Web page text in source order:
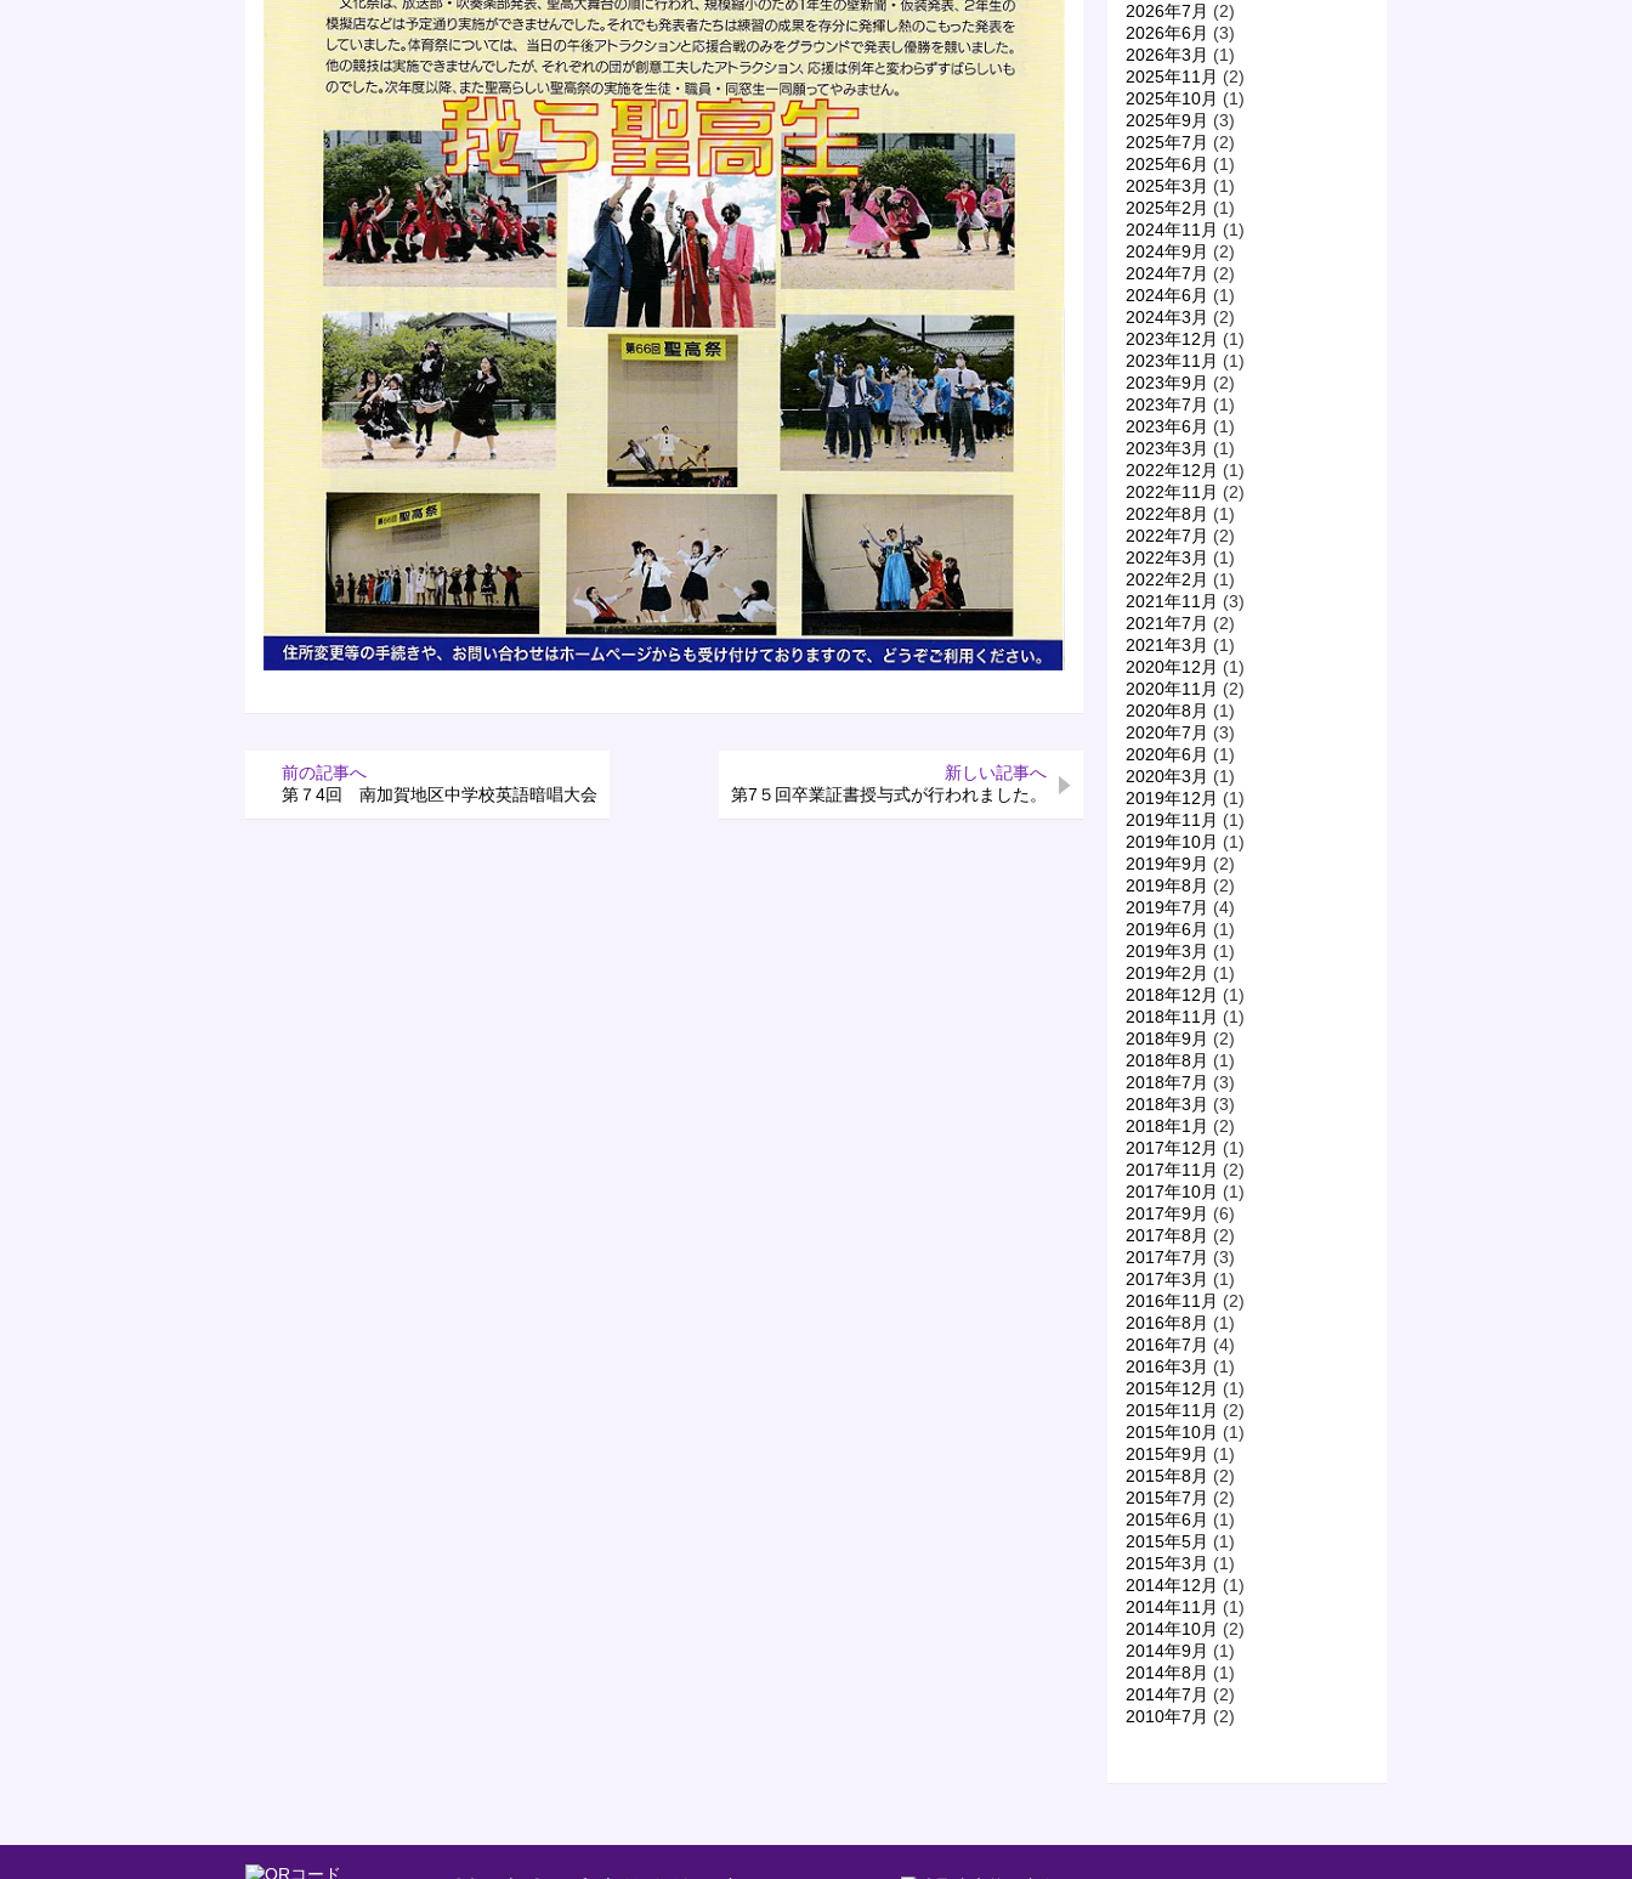
新しい記事へ
第7５回卒業証書授与式が行われました。
前の記事へ
第７4回 南加賀地区中学校英語暗唱大会
2026年7月 (2)
2026年6月 (3)
2026年3月 (1)
2025年11月 (2)
2025年10月 (1)
2025年9月 (3)
2025年7月 (2)
2025年6月 (1)
2025年3月 (1)
2025年2月 (1)
2024年11月 (1)
2024年9月 (2)
2024年7月 (2)
2024年6月 (1)
2024年3月 (2)
2023年12月 (1)
2023年11月 (1)
2023年9月 (2)
2023年7月 (1)
2023年6月 (1)
2023年3月 (1)
2022年12月 (1)
2022年11月 (2)
2022年8月 (1)
2022年7月 (2)
2022年3月 (1)
2022年2月 (1)
2021年11月 (3)
2021年7月 (2)
2021年3月 (1)
2020年12月 (1)
2020年11月 (2)
2020年8月 (1)
2020年7月 (3)
2020年6月 (1)
2020年3月 (1)
2019年12月 (1)
2019年11月 (1)
2019年10月 (1)
2019年9月 (2)
2019年8月 (2)
2019年7月 (4)
2019年6月 (1)
2019年3月 (1)
2019年2月 (1)
2018年12月 (1)
2018年11月 (1)
2018年9月 (2)
2018年8月 (1)
2018年7月 (3)
2018年3月 (3)
2018年1月 (2)
2017年12月 (1)
2017年11月 (2)
2017年10月 (1)
2017年9月 (6)
2017年8月 (2)
2017年7月 (3)
2017年3月 (1)
2016年11月 (2)
2016年8月 (1)
2016年7月 (4)
2016年3月 (1)
2015年12月 (1)
2015年11月 (2)
2015年10月 (1)
2015年9月 (1)
2015年8月 (2)
2015年7月 (2)
2015年6月 (1)
2015年5月 (1)
2015年3月 (1)
2014年12月 (1)
2014年11月 (1)
2014年10月 (2)
2014年9月 (1)
2014年8月 (1)
2014年7月 (2)
2010年7月 (2)